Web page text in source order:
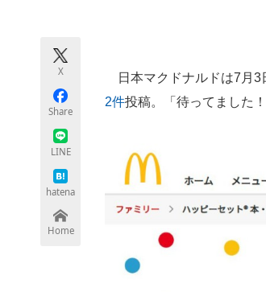
X
Share
LINE
hatena
Home
日本マクドナルドは7月3
2件投稿。「待ってました